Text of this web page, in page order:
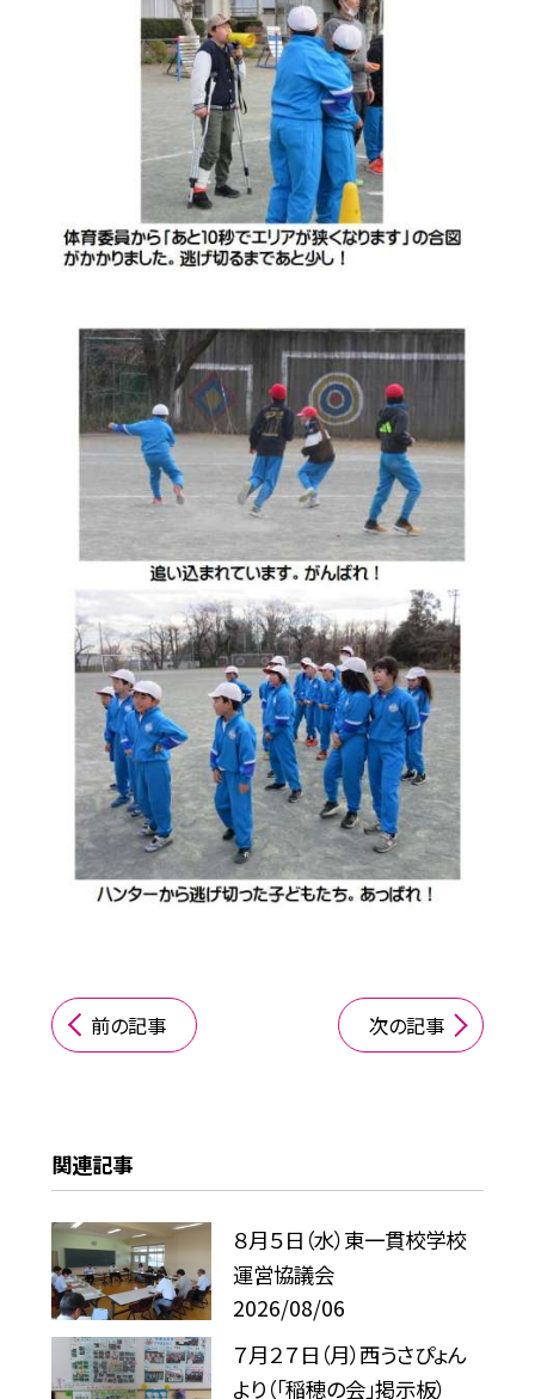
前の記事 次の記事
関連記事
８月５日（水）東一貫校学校
運営協議会
2026/08/06
７月２７日（月）西うさぴょん
より（「稲穂の会」掲示板）